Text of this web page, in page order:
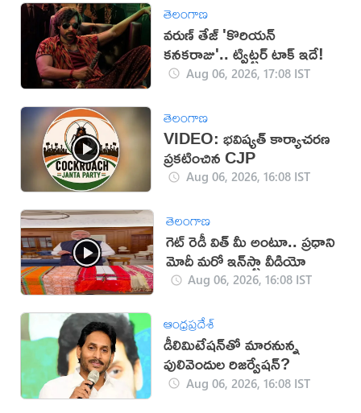
తెలంగాణ
వరుణ్ తేజ్ 'కొరియన్
కనకరాజు'.. ట్విట్టర్ టాక్ ఇదే!
Aug 06, 2026, 17:08 IST
తెలంగాణ
VIDEO: భవిష్యత్ కార్యాచరణ
ప్రకటించిన CJP
Aug 06, 2026, 16:08 IST
తెలంగాణ
గెట్ రెడీ విత్ మీ అంటూ.. ప్రధాని
మోదీ మరో ఇన్‌స్టా వీడియో
Aug 06, 2026, 16:08 IST
ఆంధ్రప్రదేశ్
డీలిమిటేషన్‌తో మారనున్న
పులివెందుల రిజర్వేషన్?
Aug 06, 2026, 16:08 IST